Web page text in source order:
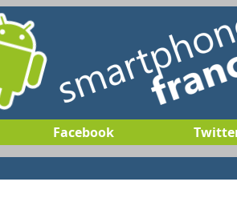
Facebook